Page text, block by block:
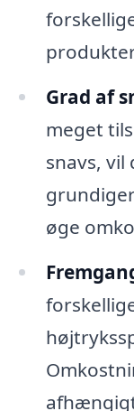
Grad af
meget
snavs,
øge